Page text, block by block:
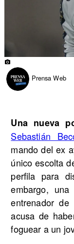
Prensa Web
Una nueva
Sebastián
mando del ex
único escolta
perfila para
embargo,
entrenador
acusa de
foguear a un